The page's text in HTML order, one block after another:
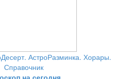
АстроРазминка. Хорары.
Справочник